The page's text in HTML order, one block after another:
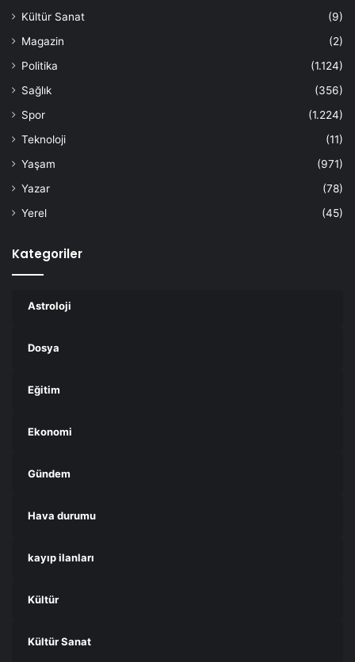
Kültür Sanat
(9)
Magazin
(2)
Politika
(1.124)
Sağlık
(356)
Spor
(1.224)
Teknoloji
(11)
Yaşam
(971)
Yazar
(78)
Yerel
(45)
Kategoriler
Astroloji
Dosya
Eğitim
Ekonomi
Gündem
Hava durumu
kayıp ilanları
Kültür
Kültür Sanat